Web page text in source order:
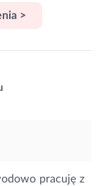
>
pracuję z